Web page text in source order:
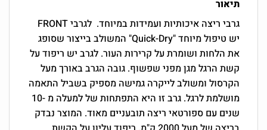
תיאור
גרבי ריצה איכותיות ועמידות במיוחד. לגרבי FRONT
יש טיפול מיוחד "Quick-Dry" המשולב בייצור שסופג
את הלחות ושומרת על קרירות העור. לגרב יש ריפוד על
קשת הרגל מגן מפני שפשוף. גובה הגרב באורך מעל
הקרסול ומשולב לייקרה גמישה מספיק בשביל התאמה
מושלמת לרגל. גרב זו היא התפתחות של למעלה מ -10
שנים עם ספורטאי ריצה תובעניים מאוד. המוצר נבדק